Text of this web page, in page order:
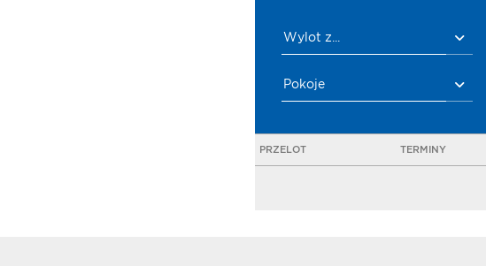
Wylot z...
Pokoje
PRZELOT TERMINY